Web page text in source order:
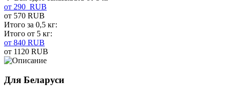
от 290 RUB
от 570 RUB
Итого за 0,5 кг:
Итого от 5 кг:
от 840 RUB
от 1120 RUB
Для Беларуси